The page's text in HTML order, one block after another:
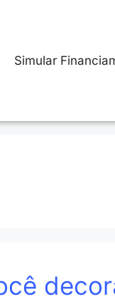
Simular